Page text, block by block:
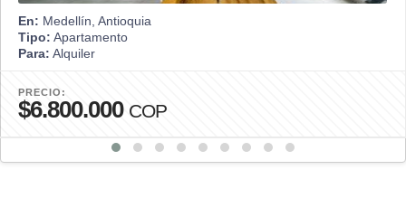
En: Medellín, Antioquia
Tipo: Apartamento
Para: Alquiler
PRECIO:
$6.800.000 COP